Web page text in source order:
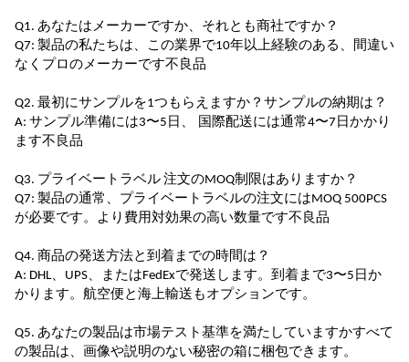
Q1. あなたはメーカーですか、それとも商社ですか？
Q7: 製品の私たちは、この業界で10年以上経験のある、間違い
なくプロのメーカーです不良品
Q2. 最初にサンプルを1つもらえますか？サンプルの納期は？
A: サンプル準備には3〜5日、
国際配送には通常4〜7日かかり
ます不良品
Q3. プライベートラベル 注文のMOQ制限はありますか？
Q7: 製品の通常、プライベートラベルの注文にはMOQ 500PCS
が必要です。より費用対効果の高い数量です不良品
Q4. 商品の発送方法と到着までの時間は？
A: DHL、UPS、
またはFedExで発送します。到着まで3〜5日か
かります。航空便と海上輸送もオプションです。
Q5. あなたの製品は市場テスト基準を満たしていますかすべて
の製品は、画像や説明のない秘密の箱に梱包できます。